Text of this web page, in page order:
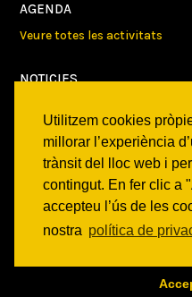
Utilitzem cookies
millorar l’experiència
trànsit del lloc web i
contingut. En fer clic a
accepteu l’ús de les
nostra política de
AGENDA
Veure totes les activitats
NOTICIES
Comunicats
Victories
ON SOM?
c/ Constitució 19
08014 Barcelona